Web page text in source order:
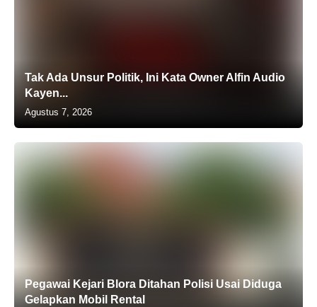
Tak Ada Unsur Politik, Ini Kata Owner Alfin Audio
Kayen...
Agustus 7, 2026
Pegawai Kejari Blora Ditahan Polisi Usai Diduga
Gelapkan Mobil Rental